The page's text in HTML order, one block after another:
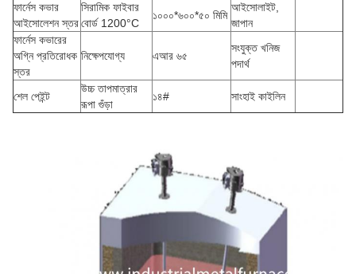
ফার্নেস কভার
আইসোলেশন স্তর
সিরামিক ফাইবার
বোর্ড 1200°C
১০০০*৬০০*৫০ মিমি
আইসোলাইট,
জাপান
ফার্নেস কভারের
অগ্নি প্রতিরোধক
স্তর
নিক্ষেপযোগ্য এআর ৬৫
সংযুক্ত খনিজ
পদার্থ
শেল পেইন্ট
উচ্চ তাপমাত্রার
রূপা গুঁড়া
১৪# সাংহাই কাইলিন